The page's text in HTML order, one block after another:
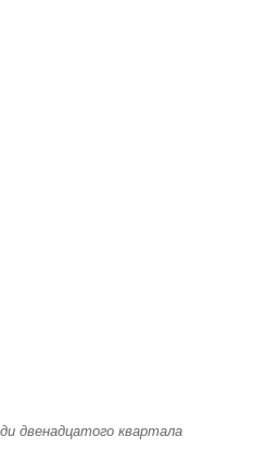
двенадцатого квартала